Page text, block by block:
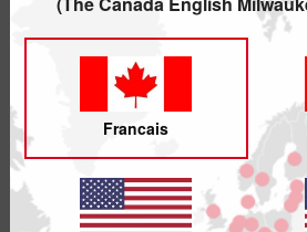
Francais